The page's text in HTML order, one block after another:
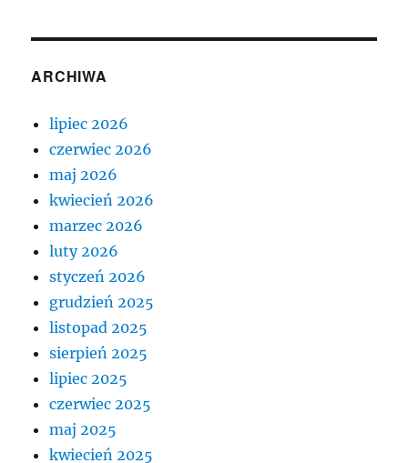
ARCHIWA
lipiec 2026
czerwiec 2026
maj 2026
kwiecień 2026
marzec 2026
luty 2026
styczeń 2026
grudzień 2025
listopad 2025
sierpień 2025
lipiec 2025
czerwiec 2025
maj 2025
kwiecień 2025